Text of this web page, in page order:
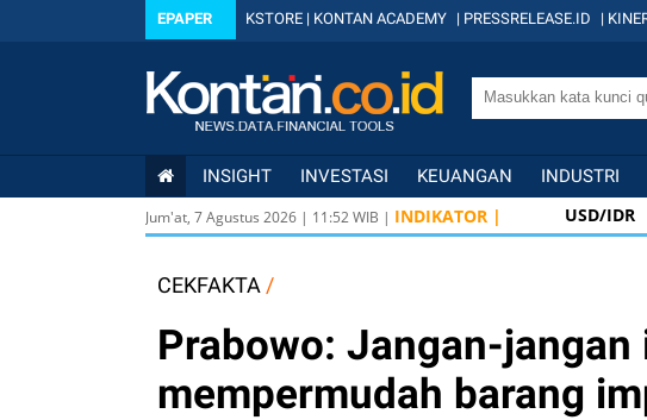
EPAPER KSTORE | KONTAN ACADEMY | PRESSRELEASE.ID |
INSIGHT INVESTASI KEUANGAN INDUSTRI
Jum'at, 7 Agustus 2026 | 11:52WIB | INDIKATOR | USD/IDR
USD/IDR
CEKFAKTA /
Prabowo: Jangan-
mempermudah barang